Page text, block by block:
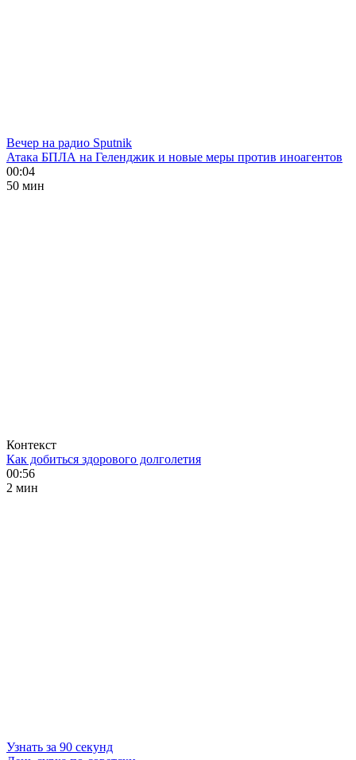
Вечер на радио Sputnik
Атака БПЛА на Геленджик и новые меры против иноагентов
00:04
50 мин
Контекст
Как добиться здорового долголетия
00:56
2 мин
Узнать за 90 секунд